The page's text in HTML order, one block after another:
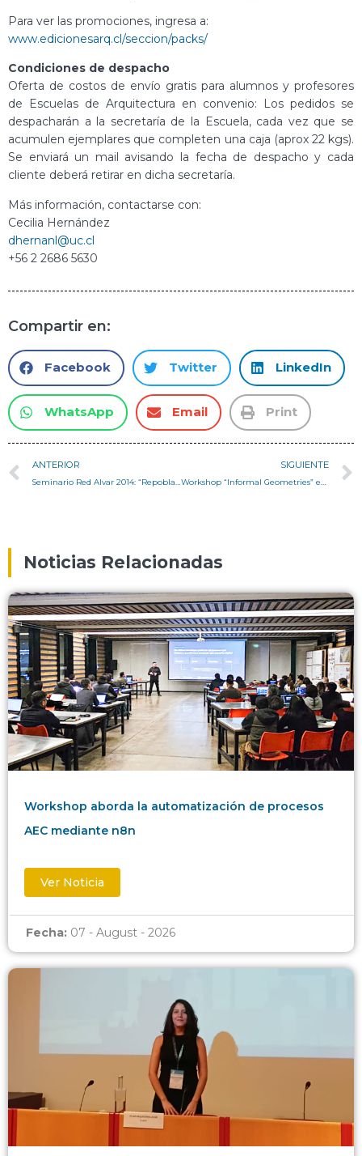
Para ver las promociones, ingresa a:
www.edicionesarq.cl/seccion/packs/
Condiciones de despacho
Oferta de costos de envío gratis para alumnos y profesores
de Escuelas de Arquitectura en convenio: Los pedidos se
despacharán a la secretaría de la Escuela, cada vez que se
acumulen ejemplares que completen una caja (aprox 22 kgs).
Se enviará un mail avisando la fecha de despacho y cada
cliente deberá retirar en dicha secretaría.
Más información, contactarse con:
Cecilia Hernández
dhernanl@uc.cl
+56 2 2686 5630
Compartir en:
Facebook Twitter LinkedIn
WhatsApp Email Print
ANTERIOR SIGUIENTE
Noticias Relacionadas
Workshop aborda la automatización de procesos
AEC mediante n8n
Ver Noticia
Fecha: 07 - August - 2026